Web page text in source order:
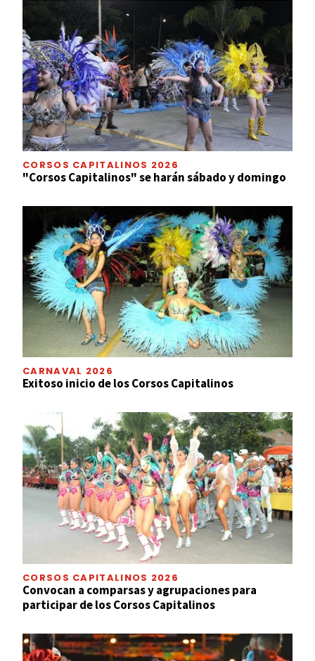
CORSOS CAPITALINOS 2026
"Corsos Capitalinos" se harán sábado y domingo
CARNAVAL 2026
Exitoso inicio de los Corsos Capitalinos
CORSOS CAPITALINOS 2026
Convocan a comparsas y agrupaciones para
participar de los Corsos Capitalinos